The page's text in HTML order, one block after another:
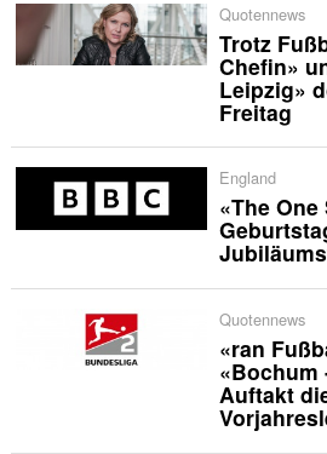
Quotennews
Trotz
Chefin»
Leipzig»
Freitag
England
«The
Quotennews
«ran
«Bochum
Auftakt